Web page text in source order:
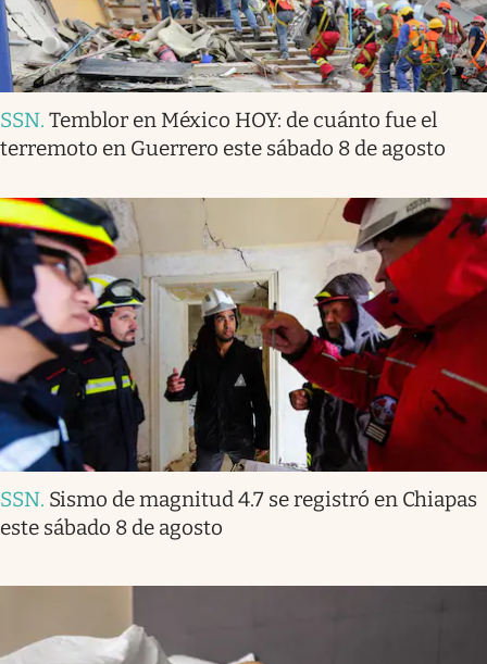
SSN. Temblor en México HOY: de cuánto fue el
terremoto en Guerrero este sábado 8 de agosto
SSN. Sismo de magnitud 4.7 se registró en Chiapas
este sábado 8 de agosto